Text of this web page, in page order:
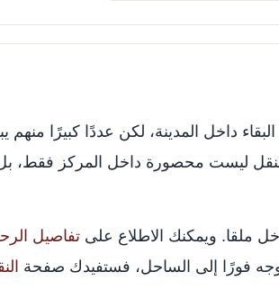
داخل المدينة، لكن عددًا كبيرًا منهم
ليست محصورة داخل المركز فقط،
ملقا. ويمكنك الاطلاع على تفاصيل
فورًا إلى الساحل، فستفيدك صفحة